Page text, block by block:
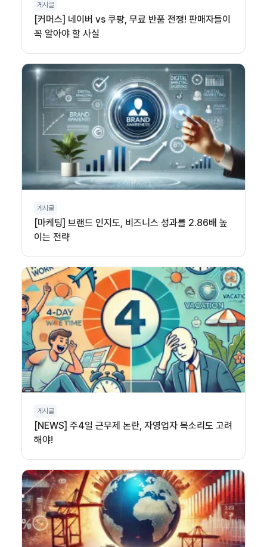
게시글
[커머스] 네이버 vs 쿠팡, 무료 반품 전쟁! 판매자들이
꼭 알아야 할 사실
게시글
[마케팅] 브랜드 인지도, 비즈니스 성과를 2.86배 높
이는 전략
게시글
[NEWS] 주4일 근무제 논란, 자영업자 목소리도 고려
해야!